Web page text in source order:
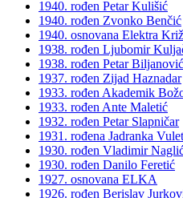
1940. rođen Petar Kulišić
1940. rođen Zvonko Benčić
1940. osnovana Elektra Križ
1938. rođen Ljubomir
1938. rođen Petar Biljanović
1937. rođen Zijad Haznadar
1933. rođen Akademik
1933. rođen Ante Maletić
1932. rođen Petar Slapničar
1931. rođena Jadranka
1930. rođen Vladimir
1930. rođen Danilo Feretić
1927. osnovana ELKA
1926. rođen Berislav